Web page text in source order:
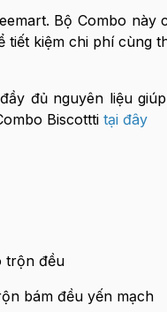
Bộ Combo này
kiệm chi phí cùng
đủ nguyên liệu
Biscottti tại đây
trộn đều
bám đều yến mạch